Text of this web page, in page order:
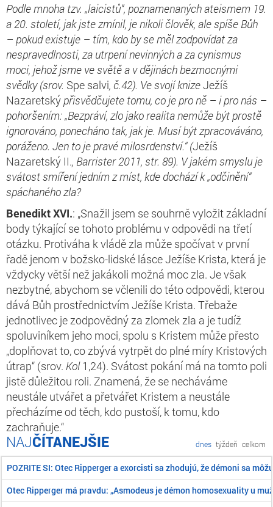
Podle mnoha tzv. „laicistů“, poznamenaných ateismem 19.
a 20. století, jak jste zmínil, je nikoli člověk, ale spíše Bůh
– pokud existuje – tím, kdo by se měl zodpovídat za
nespravedlnosti, za utrpení nevinných a za cynismus
moci, jehož jsme ve světě a v dějinách bezmocnými
svědky (srov. Spe salvi, č.42). Ve svojí knizeJežíš
Nazaretskýpřisvědčujete tomu, co je pro ně – i pro nás –
pohoršením: „Bezpráví, zlo jako realita nemůže být prostě
ignorováno, ponecháno tak, jak je. Musí být zpracováváno,
poráženo. Jen to je pravé milosrdenství.“ (Ježíš
Nazaretský II., Barrister 2011, str. 89). V jakém smyslu je
svátost smíření jedním z míst, kde dochází k „odčinění“
spáchaného zla?
Benedikt XVI.: „Snažil jsem se souhrně vyložit základní
body týkající se tohoto problému v odpovědi na třetí
otázku. Protiváha k vládě zla může spočívat v první
řadě jenom v božsko-lidské lásce Ježíše Krista, která je
vždycky větší než jakákoli možná moc zla. Je však
nezbytné, abychom se včlenili do této odpovědi, kterou
dává Bůh prostřednictvím Ježíše Krista. Třebaže
jednotlivec je zodpovědný za zlomek zla a je tudíž
spoluviníkem jeho moci, spolu s Kristem může přesto
„doplňovat to, co zbývá vytrpět do plné míry Kristových
útrap“ (srov. Kol1,24). Svátost pokání má na tomto poli
jistě důležitou roli. Znamená, že se necháváme
neustále utvářet a přetvářet Kristem a neustále
přecházíme od těch, kdo pustoší, k tomu, kdo
zachraňuje.“
ČÍTANEJŠIE dnes týždeň celkom
POZRITE SI: Otec Ripperger a exorcisti sa zhodujú, že démoni sa
Otec Ripperger má pravdu: „Asmodeus je démon homosexuality u